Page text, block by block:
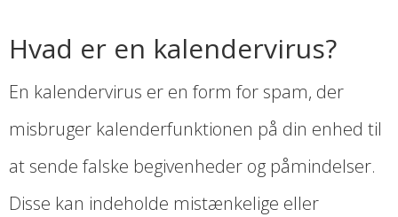
Hvad er en kalendervirus?
En kalendervirus er en form for spam, der
misbruger kalenderfunktionen på din enhed til
at sende falske begivenheder og påmindelser.
Disse kan indeholde mistænkelige eller